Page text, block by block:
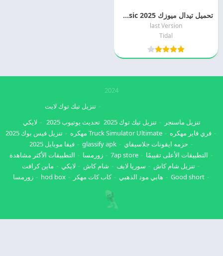
تحميل تيدال ميوزك 2025 Tidal Music اخر اصدار مجانا
last Version
Tidal
2024
تنزيل ماسنجر تنزيل تيك توك 2025
تنزيل تيك توك لايت
تحديث يوتيوب 2025
لايكي
فري فاير مهكره
Truck Simulator Ultimate مهكره
تنزيل فيس بوك 2025
حزمه ايقونات جلاسيفاي
glassify apk
فيفا موبايل 2025
التطبيقات الأعلى تقييمًا
7ap store زورمسا
التطبيقات الأكثر مشاهدة
تنزيل شام كاش
سوريا لايف شام كاش لايكي
ماين كرافت
Good short
هابي مود الذهبي كاب كات مهكر hod box زورمسا